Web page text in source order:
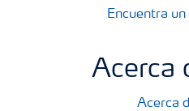
Encuentra
Acerca
Acerca